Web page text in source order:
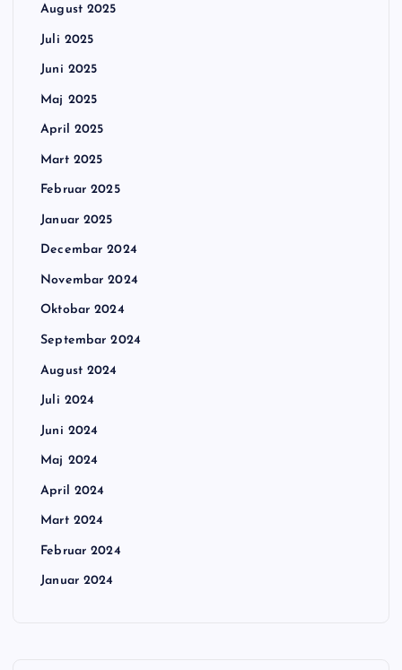
August 2025
Juli 2025
Juni 2025
Maj 2025
April 2025
Mart 2025
Februar 2025
Januar 2025
Decembar 2024
Novembar 2024
Oktobar 2024
Septembar 2024
August 2024
Juli 2024
Juni 2024
Maj 2024
April 2024
Mart 2024
Februar 2024
Januar 2024